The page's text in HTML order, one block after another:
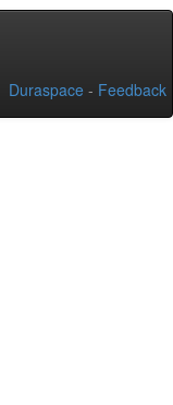
Duraspace - Feedback